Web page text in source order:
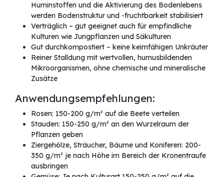
Huminstoffen und die Aktivierung des Bodenlebens
werden Bodenstruktur und -fruchtbarkeit stabilisiert
Verträglich – gut geeignet auch für empfindliche
Kulturen wie Jungpflanzen und Säkulturen
Gut durchkompostiert – keine keimfähigen Unkräuter
Reiner Stalldung mit wertvollen, humusbildenden
Mikroorganismen, ohne chemische und mineralische
Zusätze
Anwendungsempfehlungen:
Rosen: 150-200 g/m² auf die Beete verteilen
Stauden: 150-250 g/m² an den Wurzelraum der
Pflanzen geben
Ziergehölze, Sträucher, Bäume und Koniferen: 200-
350 g/m² je nach Höhe im Bereich der Kronentraufe
ausbringen